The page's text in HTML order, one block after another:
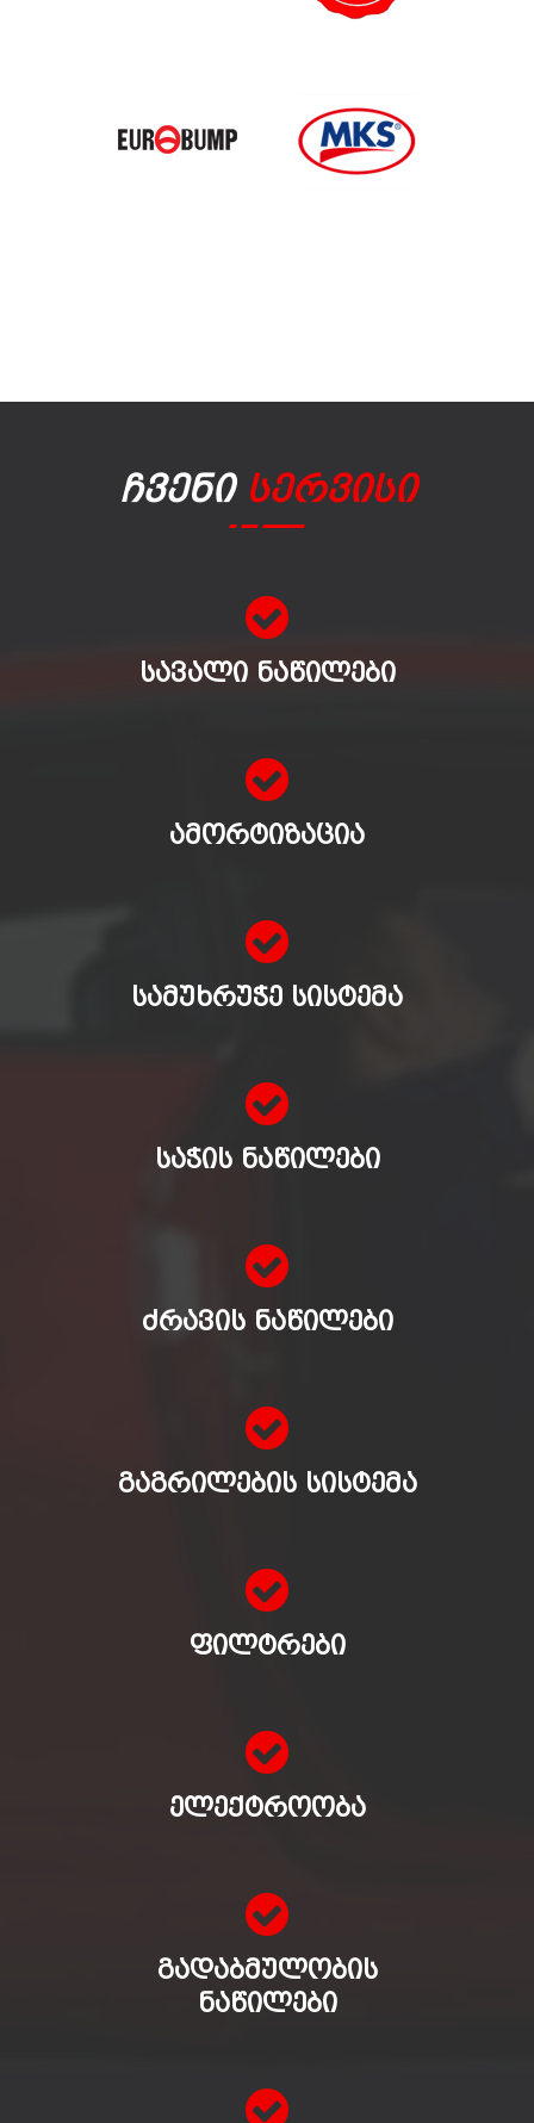
Ჩვენი Სერვისი
ᲡᲐᲕᲐᲚᲘ ᲜᲐᲬᲘᲚᲔᲑᲘ
ᲐᲛᲝᲠᲢᲘᲖᲐᲪᲘᲐ
ᲡᲐᲛᲣᲮᲠᲣᲭᲔ ᲡᲘᲡᲢᲔᲛᲐ
ᲡᲐᲭᲘᲡ ᲜᲐᲬᲘᲚᲔᲑᲘ
ᲫᲠᲐᲕᲘᲡ ᲜᲐᲬᲘᲚᲔᲑᲘ
ᲒᲐᲒᲠᲘᲚᲔᲑᲘᲡ ᲡᲘᲡᲢᲔᲛᲐ
ᲤᲘᲚᲢᲠᲔᲑᲘ
ᲔᲚᲔᲥᲢᲠᲝᲝᲑᲐ
ᲒᲐᲓᲐᲑᲛᲣᲚᲝᲑᲘᲡ
ᲜᲐᲬᲘᲚᲔᲑᲘ